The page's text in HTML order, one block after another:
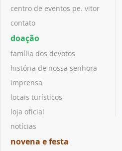
centro de eventos pe. vitor
contato
doação
família dos devotos
história de nossa senhora
imprensa
locais turísticos
loja oficial
notícias
novena e festa